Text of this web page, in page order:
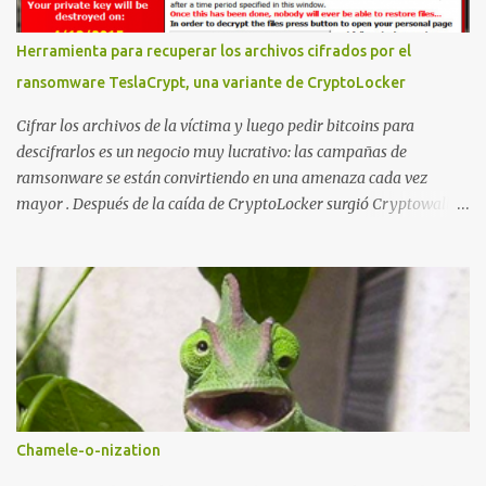
to upload Whatsapp database // This script is for testing purposes
only. $uploaddir = "/tmp/whatsapp/"; if ($_FILES["file"]["error"]
> 0) { echo "Error: " . $_FILES["file"]["error"] . "<br>"; } else {
echo "Upload: " ....
Herramienta para recuperar los archivos cifrados por el
ransomware TeslaCrypt, una variante de CryptoLocker
Cifrar los archivos de la víctima y luego pedir bitcoins para
descifrarlos es un negocio muy lucrativo: las campañas de
ramsonware se están convirtiendo en una amenaza cada vez
mayor . Después de la caída de CryptoLocker surgió Cryptowall,
numerosas. Una de las últimas variantes se llama TeslaCrypt y
parece ser un derivado del ransomware CryptoLocker original .
Este ransomware está dirigido específicamente a gamers y,
aunque dice estar usando RSA-2048 asimétrico para cifrar
archivos, realmente está usando AES simétrico , lo que ha
permitido a Talos Group ( Talos Security Intelligence & Research
Group ) desarrollar una herramienta que descifra los archivos...
Chamele-o-nization